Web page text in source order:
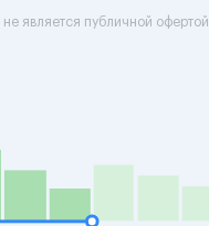
является публичной офертой